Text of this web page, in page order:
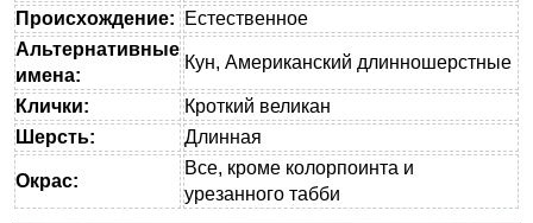
Происхождение:
Естественное
Альтернативные
имена:
Кун, Американский длинношерстные
Клички:
Кроткий великан
Шерсть:
Длинная
Окрас:
Все, кроме колорпоинта и
урезанного табби